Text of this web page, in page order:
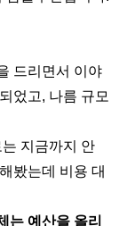
드리면서 이야
었고, 나름 규모
지금까지 안
봤는데 비용 대
는 예산을 올리